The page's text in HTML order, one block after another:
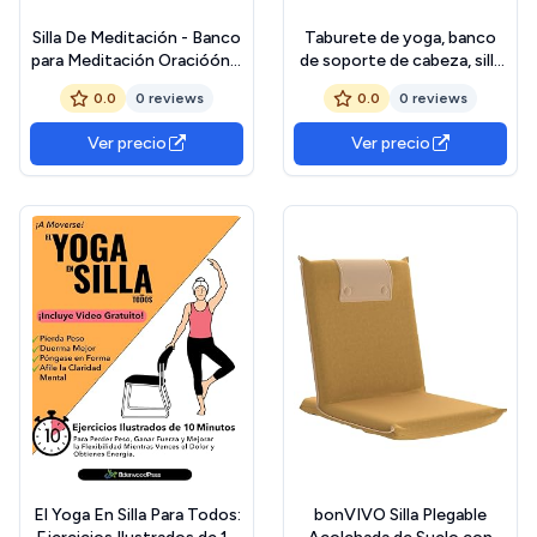
Silla De Meditación - Banco
para Meditación Oracióón y
Atencióón Plena,Taburete
de Rodillas Ergonóómico
Plegable Portáátil
Confortable Relajacióón
Adultos Principiantes
0.0 0 reviews
Ver precio
Taburete de yoga, banco
de soporte de cabeza, silla
invertida, práctica de yoga,
entrenar
0.0 0 reviews
Ver precio
El Yoga En Silla Para Todos:
bonVIVO Silla Plegable